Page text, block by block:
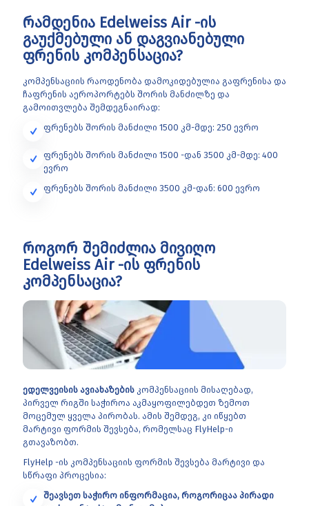
რამდენია Edelweiss Air -ის
გაუქმებული ან დაგვიანებული
ფრენის კომპენსაცია?
კომპენსაციის რაოდენობა დამოკიდებულია გაფრენისა და
ჩაფრენის აეროპორტებს შორის მანძილზე და
გამოითვლება შემდეგნაირად:
ფრენებს შორის მანძილი 1500 კმ-მდე: 250 ევრო
ფრენებს შორის მანძილი 1500 -დან 3500 კმ-მდე: 400
ევრო
ფრენებს შორის მანძილი 3500 კმ-დან: 600 ევრო
როგორ შემიძლია მივიღო
Edelweiss Air -ის ფრენის
კომპენსაცია?
ედელვეისის ავიახაზების კომპენსაციის მისაღებად,
პირველ რიგში საჭიროა აკმაყოფილებდეთ ზემოთ
მოცემულ ყველა პირობას. ამის შემდეგ, კი იწყებთ
მარტივი ფორმის შევსება, რომელსაც FlyHelp-ი
გთავაზობთ.
FlyHelp -ის კომპენსაციის ფორმის შევსება მარტივი და
სწრაფი პროცესია:
შეავსეთ საჭირო ინფორმაცია, როგორიცაა პირადი